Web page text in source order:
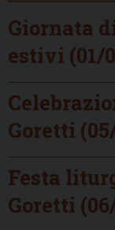
Giornata
estivi (01/
Goretti
Festa
Goretti